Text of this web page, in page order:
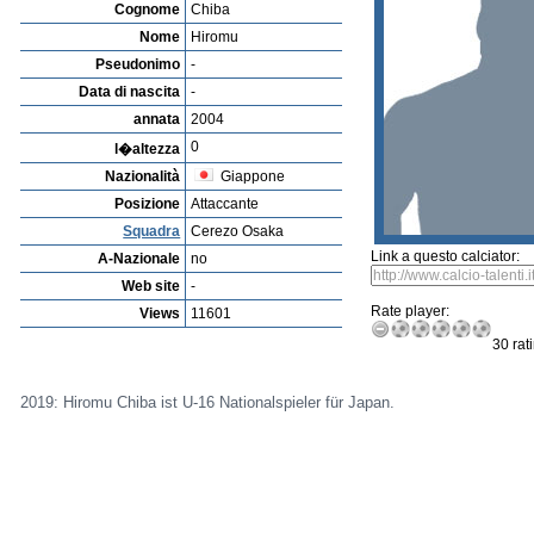
Cognome
Chiba
Nome
Hiromu
Pseudonimo
-
Data di nascita
-
annata
2004
l�altezza
0
Nazionalità
Giappone
Posizione
Attaccante
Squadra
Cerezo Osaka
A-Nazionale
no
Web site
-
Views
11601
Link a questo calciator:
Rate player:
30
2019: Hiromu Chiba ist U-16 Nationalspieler für Japan.